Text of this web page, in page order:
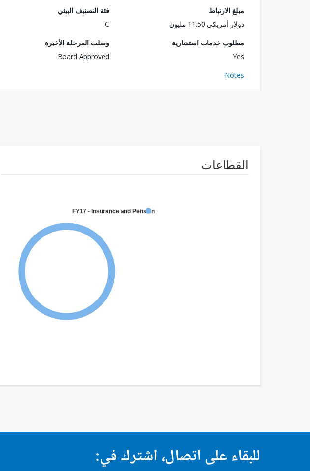
مبلغ الارتباط
دولار أمريكي 11.50 مليون
فئة التصنيف البيئي
C
مطلوب خدمات استشارية
Yes
وصلت المرحلة الأخيرة
Board Approved
Notes
القطاعات
FY17 - Insurance and Pension
للبقاء على اتصال، اشترك في: